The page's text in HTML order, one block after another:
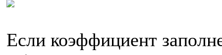
Если коэффициент